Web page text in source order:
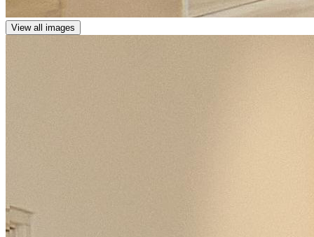
View all images